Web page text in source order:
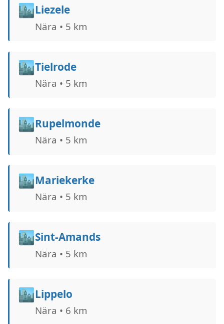
🏙️Liezele
Nära • 5 km
🏙️Tielrode
Nära • 5 km
🏙️Rupelmonde
Nära • 5 km
🏙️Mariekerke
Nära • 5 km
🏙️Sint-Amands
Nära • 5 km
🏙️Lippelo
Nära • 6 km